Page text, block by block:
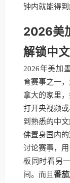
钟内就能得
2026美
解锁中
2026年美加
育赛事之一
拿大的家里
打开央视频
到熟悉的中
佛置身国内
讨论赛事，
板同时看另
间。而且番